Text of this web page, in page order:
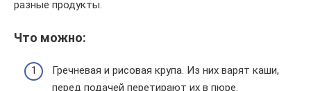
разные продукты.
Что можно:
Гречневая и рисовая крупа. Из них варят каши,
перед подачей перетирают их в пюре.